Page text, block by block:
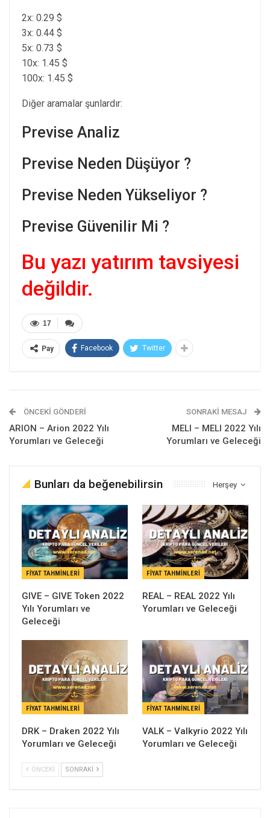
2x: 0.29 $
3x: 0.44 $
5x: 0.73 $
10x: 1.45 $
100x: 1.45 $
Diğer aramalar şunlardır:
Previse Analiz
Previse Neden Düşüyor ?
Previse Neden Yükseliyor ?
Previse Güvenilir Mi ?
Bu yazı yatırım tavsiyesi
değildir.
17
Pay Facebook Twitter
ÖNCEKI GÖNDERI
ARION – Arion 2022 Yılı
Yorumları ve Geleceği
SONRAKI MESAJ
MELI – MELI 2022 Yılı
Yorumları ve Geleceği
Herşey
Bunları da beğenebilirsin
FIYAT TAHMINLERI
GIVE – GIVE Token 2022
Yılı Yorumları ve
Geleceği
FIYAT TAHMINLERI
REAL – REAL 2022 Yılı
Yorumları ve Geleceği
FIYAT TAHMINLERI
DRK – Draken 2022 Yılı
Yorumları ve Geleceği
FIYAT TAHMINLERI
VALK – Valkyrio 2022 Yılı
Yorumları ve Geleceği
ÖNCEKI SONRAKI